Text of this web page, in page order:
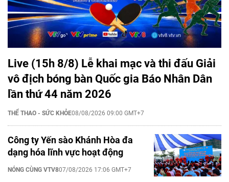
Live (15h 8/8) Lễ khai mạc và thi đấu Giải
vô địch bóng bàn Quốc gia Báo Nhân Dân
lần thứ 44 năm 2026
THỂ THAO - SỨC KHỎE08/08/2026 09:00 GMT+7
Công ty Yến sào Khánh Hòa đa
dạng hóa lĩnh vực hoạt động
NÓNG CÙNG VTV807/08/2026 17:06 GMT+7